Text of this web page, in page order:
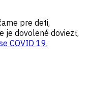
pre deti,
je dovolené doviezť,
COVID 19,